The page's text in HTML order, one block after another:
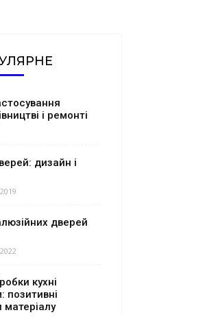
і ремонті
дизайн і
дверей
кухні
позитивні
матеріалу